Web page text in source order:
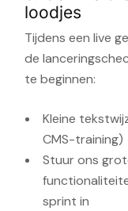
loodjes
Tijdens een live
de
te beginnen:
Kleine
CMS-training)
Stuur ons
sprint in